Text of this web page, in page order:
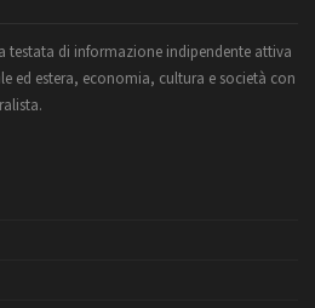
testata di informazione indipendente attiva
ed estera, economia, cultura e società con